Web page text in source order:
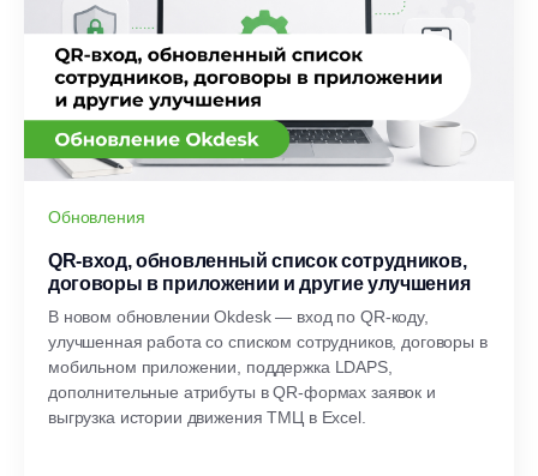
Обновления
QR-вход, обновленный список сотрудников,
договоры в приложении и другие улучшения
В новом обновлении Okdesk — вход по QR-коду,
улучшенная работа со списком сотрудников, договоры в
мобильном приложении, поддержка LDAPS,
дополнительные атрибуты в QR-формах заявок и
выгрузка истории движения ТМЦ в Excel.